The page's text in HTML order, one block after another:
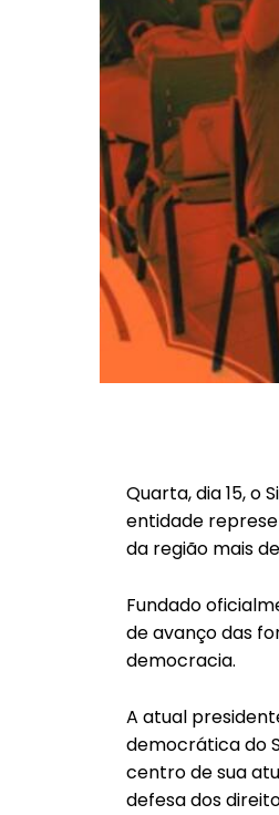
Quarta, dia 15, o
entidade
da região mais
Fundado
de avanço das
democracia.
A atual
democrática do
centro de sua
defesa dos